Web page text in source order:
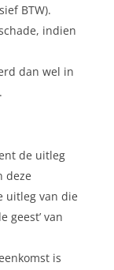
BTW).
indien
dan wel in
de uitleg
deze
uitleg van die
geest’ van
is